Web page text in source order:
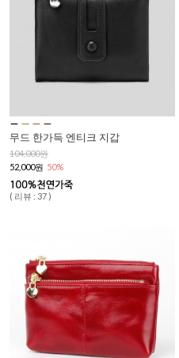
무드 한가득 엔티크 지갑
104,000원
52,000원 50%
( 리뷰 : 37 )